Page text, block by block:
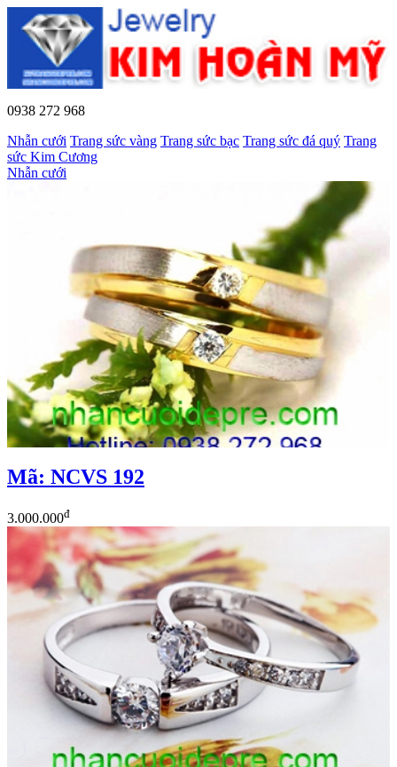
0938 272 968
Nhẫn cưới Trang sức vàng Trang sức bạc Trang sức đá quý Trang
sức Kim Cương
Nhẫn cưới
Mã: NCVS 192
3.000.000đ